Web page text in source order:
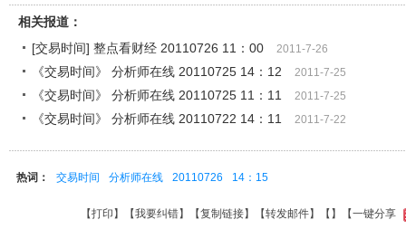
相关报道：
[交易时间] 整点看财经 20110726 11：00
2011-7-26
《交易时间》 分析师在线 20110725 14：12 2011-7-25
《交易时间》 分析师在线 20110725 11：11 2011-7-25
《交易时间》 分析师在线 20110722 14：11 2011-7-22
热词： 交易时间 分析师在线 20110726 14：15
【打印 】【我要纠错】【复制链接】【转发邮件】【 】 【一键分享